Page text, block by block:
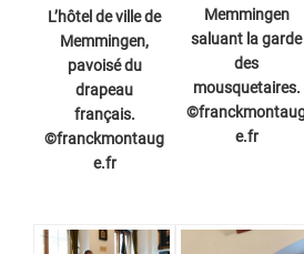
L’hôtel de ville de
Memmingen,
pavoisé du
drapeau
français.
©franckmontaug
e.fr
Memmingen
saluant la garde
des
mousquetaires.
e.fr